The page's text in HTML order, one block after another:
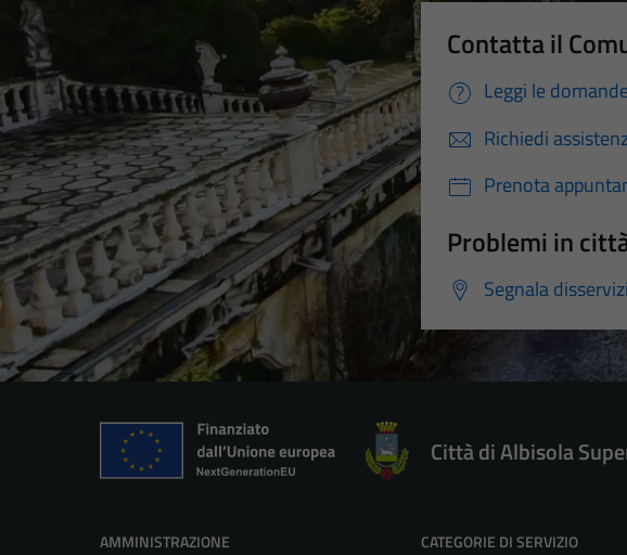
Contatta il
Leggi le
Richiedi
Prenota
Problemi in
Segnala
Città di Albisola
AMMINISTRAZIONE CATEGORIE DI SERVIZIO